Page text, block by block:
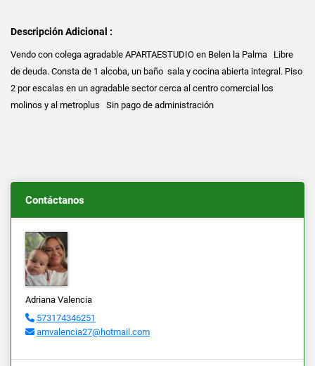
Descripción Adicional :
Vendo con colega agradable APARTAESTUDIO en Belen la Palma Libre
de deuda. Consta de 1 alcoba, un baño sala y cocina abierta integral. Piso
2 por escalas en un agradable sector cerca al centro comercial los
molinos y al metroplus Sin pago de administración
Contáctanos
Adriana Valencia
573174346251
amvalencia27@hotmail.com